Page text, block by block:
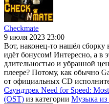
Checkmate
9 июля 2023 23:00
Вот, наконец-то нашёл сборку
идёт бонусом! Интересно, а в
длительностью и убранной
плеере? Потому, как обычно
от официальных CD
Саундтрек Need for Speed:
(OST) из категории Музыка из